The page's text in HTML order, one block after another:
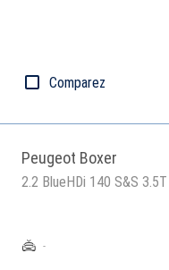
Comparez
Peugeot Boxer
2.2 BlueHDi 140 S&S
-